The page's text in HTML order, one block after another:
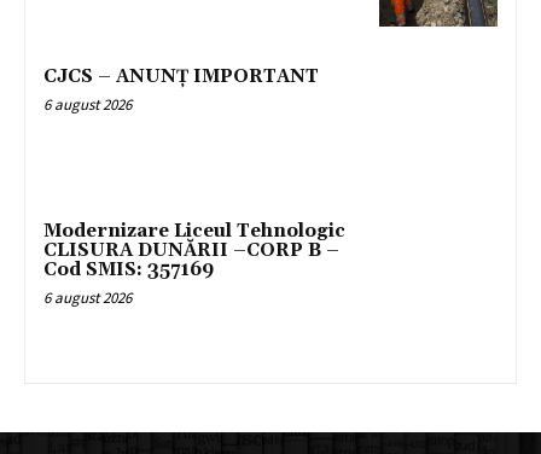
CJCS – ANUNȚ IMPORTANT
6 august 2026
Modernizare Liceul Tehnologic
CLISURA DUNĂRII –CORP B –
Cod SMIS: 357169
6 august 2026